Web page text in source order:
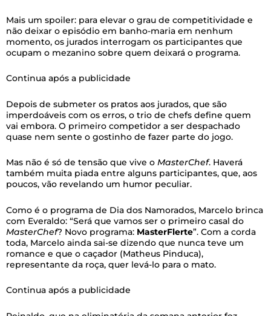
Mais um spoiler: para elevar o grau de competitividade e
não deixar o episódio em banho-maria em nenhum
momento, os jurados interrogam os participantes que
ocupam o mezanino sobre quem deixará o programa.
Continua após a publicidade
Depois de submeter os pratos aos jurados, que são
imperdoáveis com os erros, o trio de chefs define quem
vai embora. O primeiro competidor a ser despachado
quase nem sente o gostinho de fazer parte do jogo.
Mas não é só de tensão que vive o MasterChef. Haverá
também muita piada entre alguns participantes, que, aos
poucos, vão revelando um humor peculiar.
Como é o programa de Dia dos Namorados, Marcelo brinca
com Everaldo: “Será que vamos ser o primeiro casal do
MasterChef? Novo programa: MasterFlerte”. Com a corda
toda, Marcelo ainda sai-se dizendo que nunca teve um
romance e que o caçador (Matheus Pinduca),
representante da roça, quer levá-lo para o mato.
Continua após a publicidade